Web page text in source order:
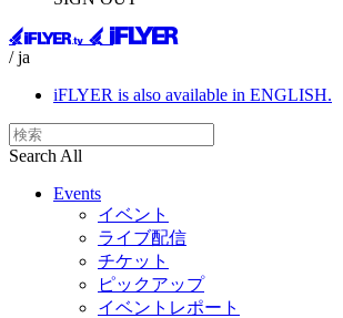
/ ja
iFLYER is also available in ENGLISH.
Search All
Events
イベント
ライブ配信
チケット
ピックアップ
イベントレポート